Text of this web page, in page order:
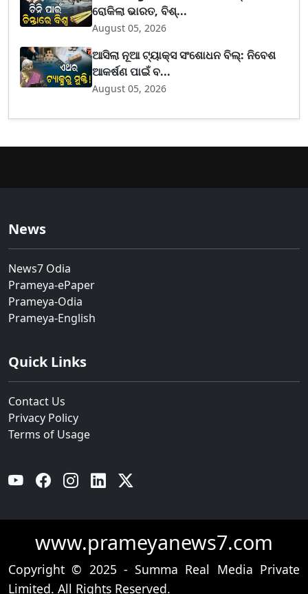
ରୋକିଲା ଭାରତ, ବିଶ୍...
August 05, 2026
ଆସିଲା ନୂଆ ଟ୍ୟାକ୍ସ ସଂଶୋଧନ ବିଲ୍: ନିବେଶ
ଆକର୍ଷଣ ପାଇଁ ବ...
August 05, 2026
News
News7 Odia
Prameya-ePaper
Prameya-Odia
Prameya-English
Quick Links
Contact Us
Privacy Policy
Terms of Usage
YouTube Facebook Instagram Linkedin
www.prameyanews7.com
Copyright © 2025 - Summa Real Media Private
Limited. All Rights Reserved.